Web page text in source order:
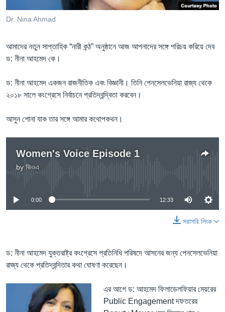
Learning English
FOLLOW US
অন্য ভাষায় ওয়েব সাইট
Dr. Nina Ahmad
আমাদের নতুন সাপ্তাহিক “নারী কন্ঠ” অনুষ্ঠানে আজ আপনাদের সঙ্গে পরিচয় করিয়ে দেব
ড: নীনা আহমেদ কে।
ড: নীনা আহমেদ একজন রাজনীতিক এবং বিজ্ঞানী। তিনি পেনসেলভেনিয়া রাজ্য থেকে
২০১৮ সালে কংগ্রেসে নির্বাচনে প্রতিদ্বন্দ্বিতা করবেন।
আসুন শোনা যাক তার সঙ্গে আমার কথোপকথন।
Women's Voice Episode 1
by ভিওএ
0:00 12:33
সরাসরি লিংক
ড: নীনা আহমেদ যুক্তরাষ্ট্র কংগ্রেসে প্রতিনিধি পরিষদে আসনের জন্য পেনসেলভেনিয়া
রাজ্য থেকে প্রতিদ্বন্দিতার কথা ঘোষণা করেছেন।
এর আগে ড: আহমেদ ফিলাডেলফিয়ার মেয়রের
Public Engagement দফতরের